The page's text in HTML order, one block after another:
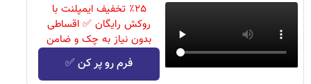
٪۲۵ تخفیف ایمپلنت با
روکش رایگان ✅ اقساطی
بدون نیاز به چک و ضامن
فرم رو پر کن ✅